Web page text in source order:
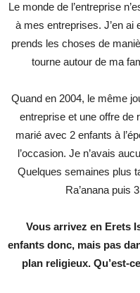
Le monde de l’entreprise
à mes entreprises. J’en ai
prends les choses de
tourne autour de ma
Quand en 2004, le même
entreprise et une offre de
marié avec 2 enfants à
l’occasion. Je n’avais
Quelques semaines plus
Ra’anana puis
Vous arrivez en Erets
enfants donc, mais pas
plan religieux. Qu’est-